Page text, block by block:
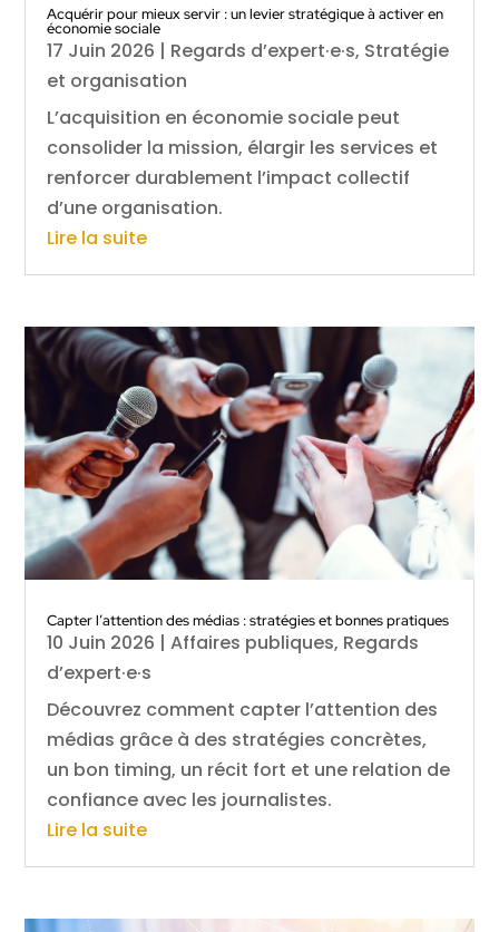
Acquérir pour mieux servir : un levier stratégique à activer en
économie sociale
17 Juin 2026 | Regards d’expert·e·s, Stratégie
et organisation
L’acquisition en économie sociale peut
consolider la mission, élargir les services et
renforcer durablement l’impact collectif
d’une organisation.
Lire la suite
Capter l’attention des médias : stratégies et bonnes pratiques
10 Juin 2026 |Affaires publiques, Regards
d’expert·e·s
Découvrez comment capter l’attention des
médias grâce à des stratégies concrètes,
un bon timing, un récit fort et une relation de
confiance avec les journalistes.
Lire la suite